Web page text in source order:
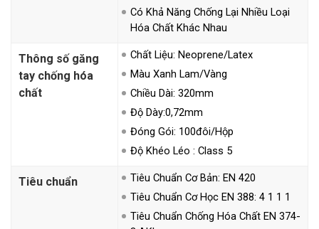
Có Khả Năng Chống Lại Nhiều Loại
Hóa Chất Khác Nhau
Thông số găng
tay chống hóa
chất
Chất Liệu: Neoprene/Latex
Màu Xanh Lam/vàng
Chiều Dài: 320mm
Độ Dày:0,72mm
Đóng Gói: 100đôi/Hộp
Độ Khéo Léo : Class 5
Tiêu chuẩn
Tiêu Chuẩn Cơ Bản: EN 420
Tiêu Chuẩn Cơ Học EN 388: 4 1 1 1
Tiêu Chuẩn Chống Hóa Chất EN 374-